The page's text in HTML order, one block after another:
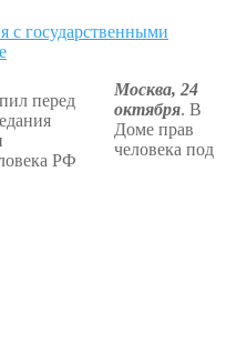
с государственными
Москва, 24
октября. В
Доме прав
человека под